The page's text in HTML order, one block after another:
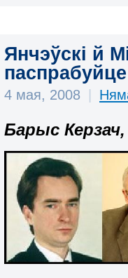
Янчэўскі й
4 мая, 2008 |
Барыс